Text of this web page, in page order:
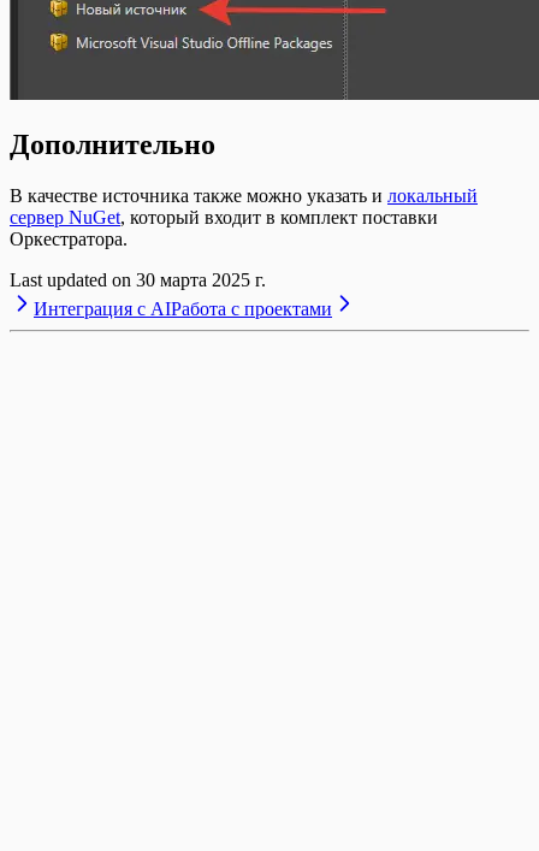
Дополнительно
В качестве источника также можно указать и локальный
сервер NuGet, который входит в комплект поставки
Оркестратора.
Last updated on 30 марта 2025 г.
Интеграция с AIРабота с проектами